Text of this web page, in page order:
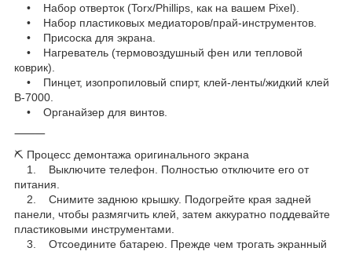
• Набор отверток (Torx/Phillips, как на вашем Pixel).
• Набор пластиковых медиаторов/прай-инструментов.
• Присоска для экрана.
• Нагреватель (термовоздушный фен или тепловой
коврик).
• Пинцет, изопропиловый спирт, клей-ленты/жидкий клей
B-7000.
• Органайзер для винтов.
⸻
⛏️ Процесс демонтажа оригинального экрана
1. Выключите телефон. Полностью отключите его от
питания.
2. Снимите заднюю крышку. Подогрейте края задней
панели, чтобы размягчить клей, затем аккуратно поддевайте
пластиковыми инструментами.
3. Отсоедините батарею. Прежде чем трогать экранный